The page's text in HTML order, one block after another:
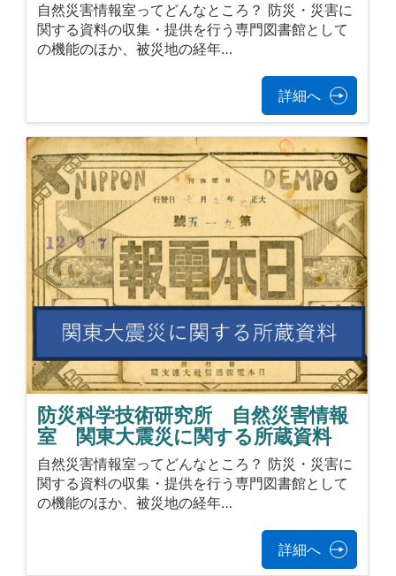
自然災害情報室ってどんなところ？ 防災・災害に
関する資料の収集・提供を行う専門図書館として
の機能のほか、被災地の経年…
詳細へ
防災科学技術研究所 自然災害情報
室 関東大震災に関する所蔵資料
自然災害情報室ってどんなところ？ 防災・災害に
関する資料の収集・提供を行う専門図書館として
の機能のほか、被災地の経年…
詳細へ